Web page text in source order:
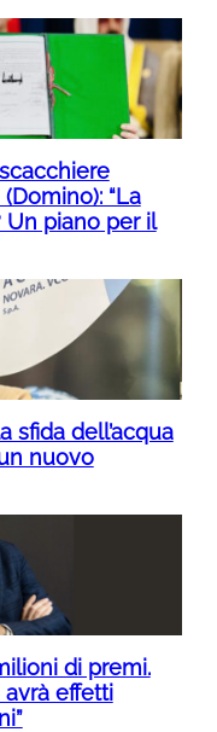
“La
Un piano per il
sfida dell’acqua
nuovo
di premi.
avrà effetti